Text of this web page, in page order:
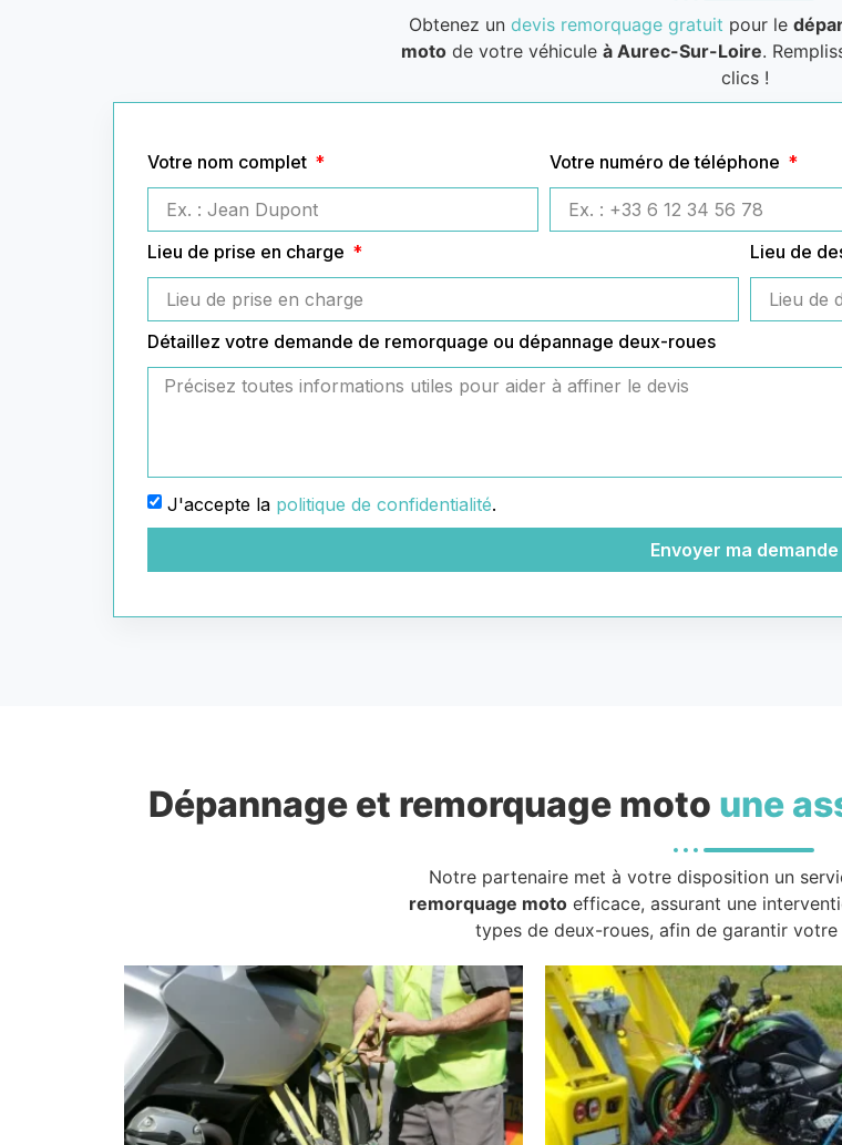
Obtenez un devis remorquage gratuit pour le
motode votre véhicule à Aurec-Sur-Loire.
clics !
Votre nom complet Votre numéro de téléphone
Lieu de prise en charge Lieu de
Détaillez votre demande de remorquage ou dépannage deux-roues
J'accepte la politique de confidentialité.
Envoyer ma demande
Dépannage et remorquage moto une
Notre partenaire met à votre disposition un
remorquage motoefficace, assurant une
types de deux-roues, afin de garantir